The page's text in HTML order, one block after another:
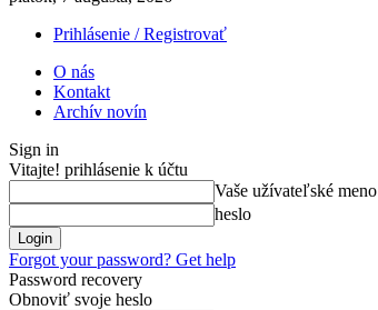
Prihlásenie / Registrovať
O nás
Kontakt
Archív novín
Sign in
Vitajte! prihlásenie k účtu
Vaše užívateľské meno
heslo
Forgot your password? Get help
Password recovery
Obnoviť svoje heslo